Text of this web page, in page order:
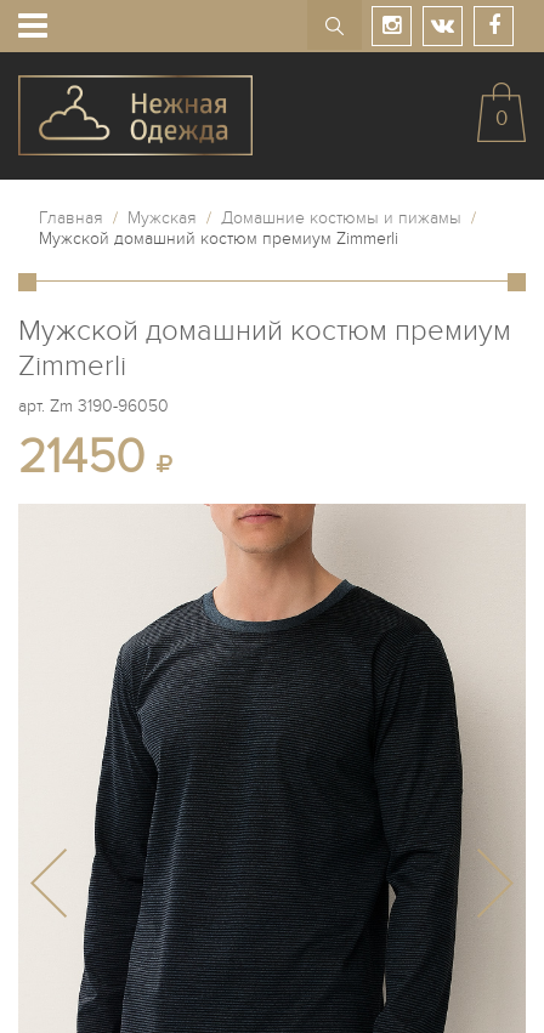
0
Главная / Мужская / Домашние костюмы и пижамы /
Мужской домашний костюм премиум Zimmerli
Мужской домашний костюм премиум
Zimmerli
арт. Zm 3190-96050
21450